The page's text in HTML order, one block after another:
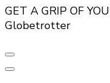
GET A GRIP OF
Globetrotter